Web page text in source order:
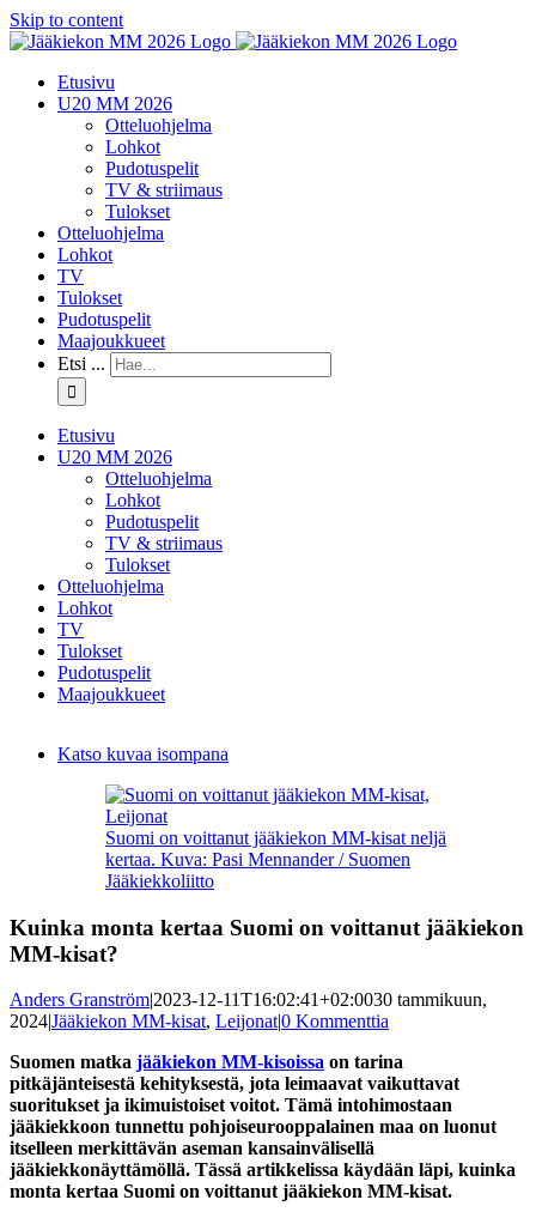
Skip to content
Etusivu
U20 MM 2026
Otteluohjelma
Lohkot
Pudotuspelit
TV & striimaus
Tulokset
Otteluohjelma
Lohkot
TV
Tulokset
Pudotuspelit
Maajoukkueet
Etsi ...
Etusivu
U20 MM 2026
Otteluohjelma
Lohkot
Pudotuspelit
TV & striimaus
Tulokset
Otteluohjelma
Lohkot
TV
Tulokset
Pudotuspelit
Maajoukkueet
Katso kuvaa isompana
Suomi on voittanut jääkiekon MM-kisat neljä
kertaa. Kuva: Pasi Mennander / Suomen
Jääkiekkoliitto
Kuinka monta kertaa Suomi on voittanut jääkiekon
MM-kisat?
Anders Granström|2023-12-11T16:02:41+02:0030 tammikuun,
2024|Jääkiekon MM-kisat, Leijonat|0 Kommenttia
Suomen matka jääkiekon MM-kisoissa on tarina
pitkäjänteisestä kehityksestä, jota leimaavat vaikuttavat
suoritukset ja ikimuistoiset voitot. Tämä intohimostaan
jääkiekkoon tunnettu pohjoiseurooppalainen maa on luonut
itselleen merkittävän aseman kansainvälisellä
jääkiekkonäyttämöllä. Tässä artikkelissa käydään läpi, kuinka
monta kertaa Suomi on voittanut jääkiekon MM-kisat.